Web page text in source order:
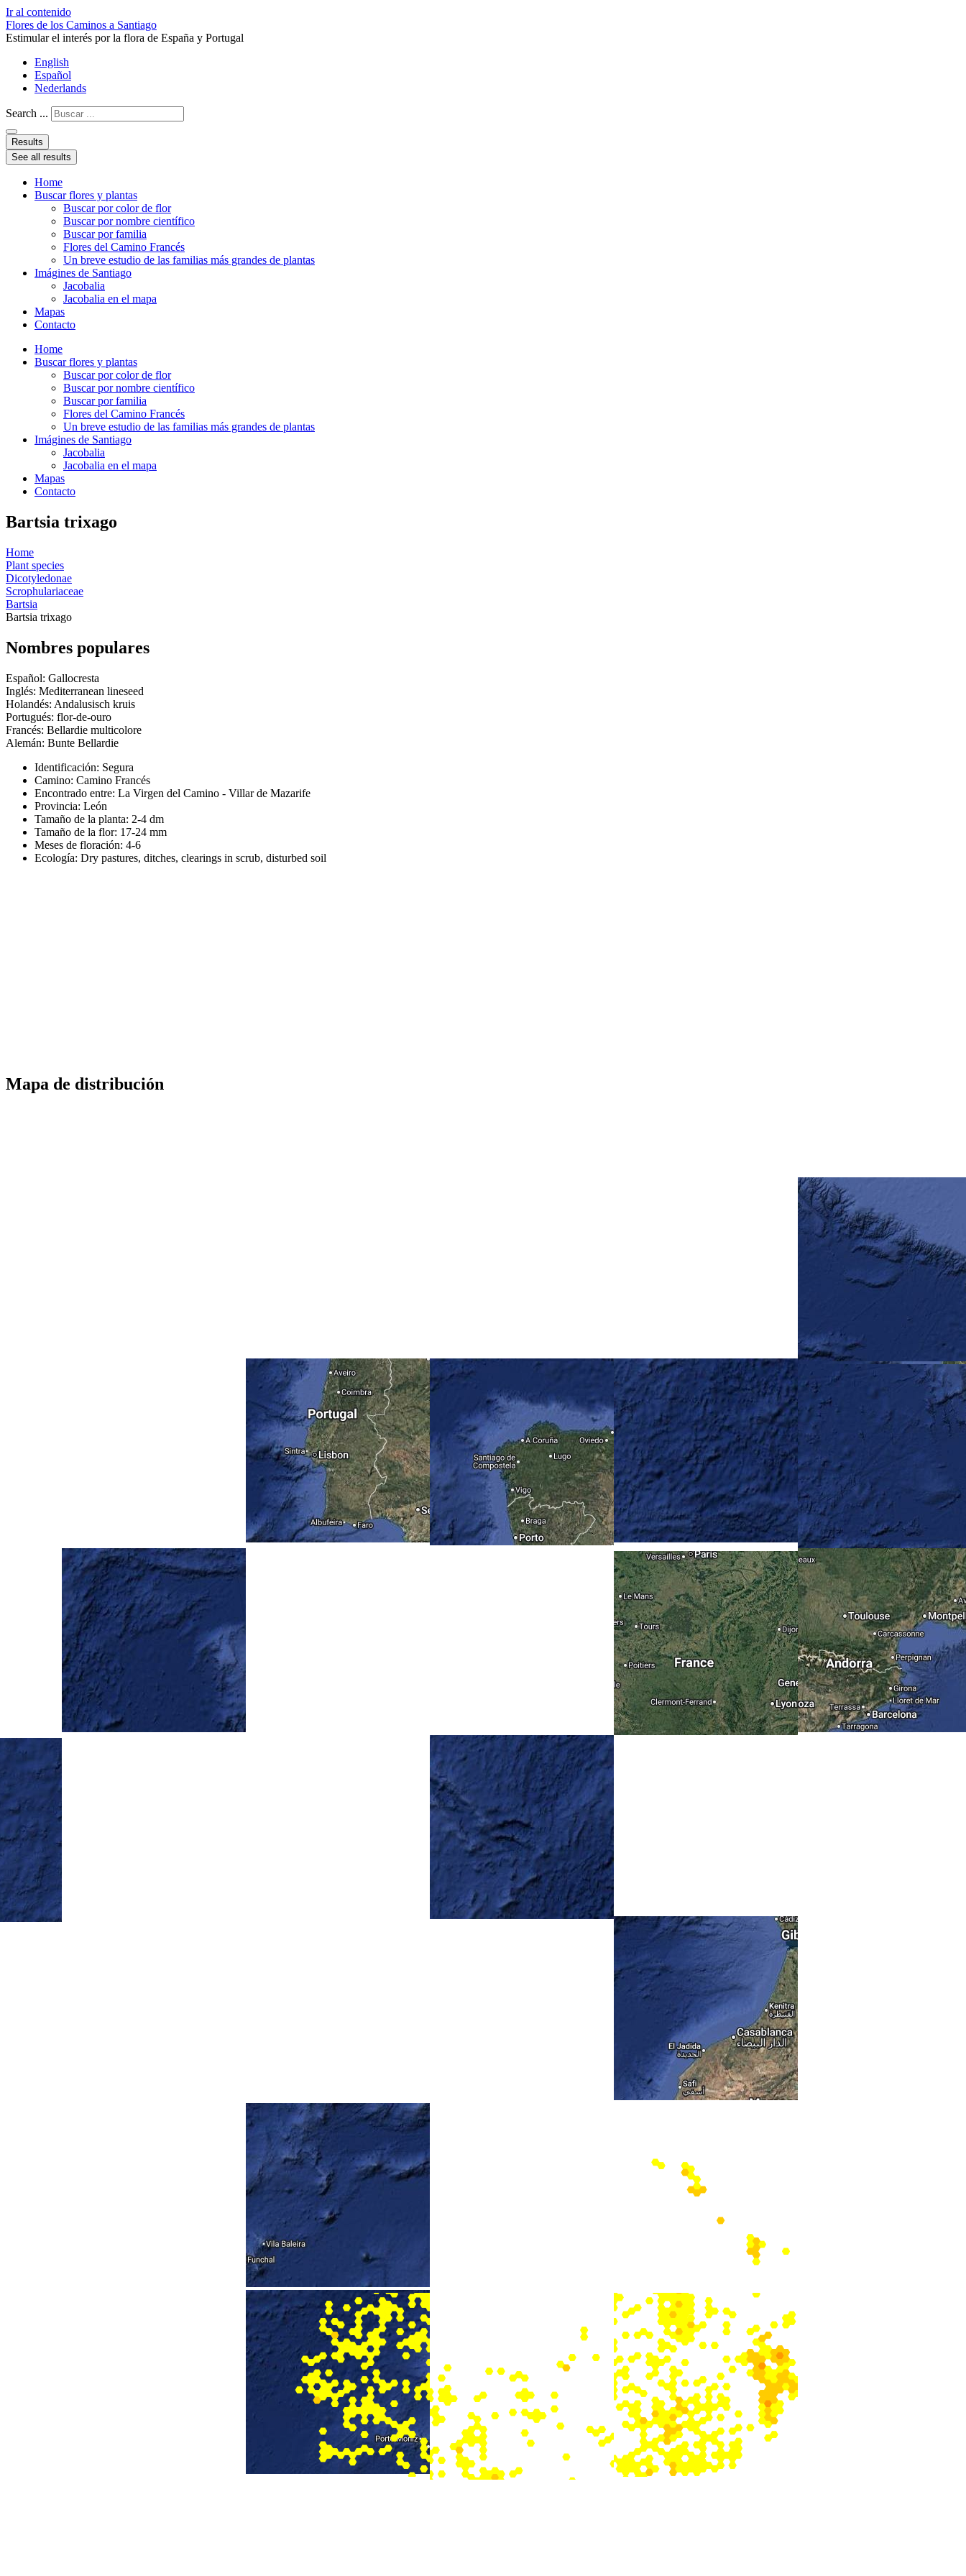
Ir al contenido
Flores de los Caminos a Santiago
Estimular el interés por la flora de España y Portugal
English
Español
Nederlands
Search ...
Results
See all results
Home
Buscar flores y plantas
Buscar por color de flor
Buscar por nombre científico
Buscar por familia
Flores del Camino Francés
Un breve estudio de las familias más grandes de plantas
Imágines de Santiago
Jacobalia
Jacobalia en el mapa
Mapas
Contacto
Home
Buscar flores y plantas
Buscar por color de flor
Buscar por nombre científico
Buscar por familia
Flores del Camino Francés
Un breve estudio de las familias más grandes de plantas
Imágines de Santiago
Jacobalia
Jacobalia en el mapa
Mapas
Contacto
Bartsia trixago
Home
Plant species
Dicotyledonae
Scrophulariaceae
Bartsia
Bartsia trixago
Nombres populares
Español: Gallocresta
Inglés: Mediterranean lineseed
Holandés: Andalusisch kruis
Portugués: flor-de-ouro
Francés: Bellardie multicolore
Alemán: Bunte Bellardie
Identificación: Segura
Camino: Camino Francés
Encontrado entre: La Virgen del Camino - Villar de Mazarife
Provincia: León
Tamaño de la planta: 2-4 dm
Tamaño de la flor: 17-24 mm
Meses de floración: 4-6
Ecología: Dry pastures, ditches, clearings in scrub, disturbed soil
Mapa de distribución